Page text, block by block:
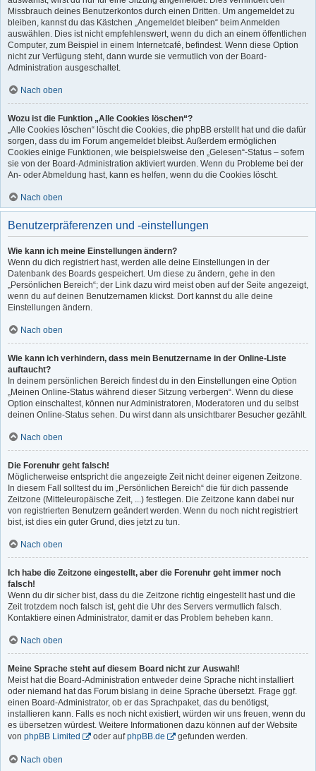
Missbrauch deines Benutzerkontos durch einen Dritten. Um angemeldet zu
bleiben, kannst du das Kästchen „Angemeldet bleiben“ beim Anmelden
auswählen. Dies ist nicht empfehlenswert, wenn du dich an einem öffentlichen
Computer, zum Beispiel in einem Internetcafé, befindest. Wenn diese Option
nicht zur Verfügung steht, dann wurde sie vermutlich von der Board-
Administration ausgeschaltet.
Nach oben
Wozu ist die Funktion „Alle Cookies löschen“?
„Alle Cookies löschen“ löscht die Cookies, die phpBB erstellt hat und die dafür
sorgen, dass du im Forum angemeldet bleibst. Außerdem ermöglichen
Cookies einige Funktionen, wie beispielsweise den „Gelesen“-Status – sofern
sie von der Board-Administration aktiviert wurden. Wenn du Probleme bei der
An- oder Abmeldung hast, kann es helfen, wenn du die Cookies löscht.
Nach oben
Benutzerpräferenzen und -einstellungen
Wie kann ich meine Einstellungen ändern?
Wenn du dich registriert hast, werden alle deine Einstellungen in der
Datenbank des Boards gespeichert. Um diese zu ändern, gehe in den
„Persönlichen Bereich“; der Link dazu wird meist oben auf der Seite angezeigt,
wenn du auf deinen Benutzernamen klickst. Dort kannst du alle deine
Einstellungen ändern.
Nach oben
Wie kann ich verhindern, dass mein Benutzername in der Online-Liste
auftaucht?
In deinem persönlichen Bereich findest du in den Einstellungen eine Option
„Meinen Online-Status während dieser Sitzung verbergen“. Wenn du diese
Option einschaltest, können nur Administratoren, Moderatoren und du selbst
deinen Online-Status sehen. Du wirst dann als unsichtbarer Besucher gezählt.
Nach oben
Die Forenuhr geht falsch!
Möglicherweise entspricht die angezeigte Zeit nicht deiner eigenen Zeitzone.
In diesem Fall solltest du im „Persönlichen Bereich“ die für dich passende
Zeitzone (Mitteleuropäische Zeit, ...) festlegen. Die Zeitzone kann dabei nur
von registrierten Benutzern geändert werden. Wenn du noch nicht registriert
bist, ist dies ein guter Grund, dies jetzt zu tun.
Nach oben
Ich habe die Zeitzone eingestellt, aber die Forenuhr geht immer noch
falsch!
Wenn du dir sicher bist, dass du die Zeitzone richtig eingestellt hast und die
Zeit trotzdem noch falsch ist, geht die Uhr des Servers vermutlich falsch.
Kontaktiere einen Administrator, damit er das Problem beheben kann.
Nach oben
Meine Sprache steht auf diesem Board nicht zur Auswahl!
Meist hat die Board-Administration entweder deine Sprache nicht installiert
oder niemand hat das Forum bislang in deine Sprache übersetzt. Frage ggf.
einen Board-Administrator, ob er das Sprachpaket, das du benötigst,
installieren kann. Falls es noch nicht existiert, würden wir uns freuen, wenn du
es übersetzen würdest. Weitere Informationen dazu können auf der Website
von phpBB Limited oder aufphpBB.de gefunden werden.
Nach oben